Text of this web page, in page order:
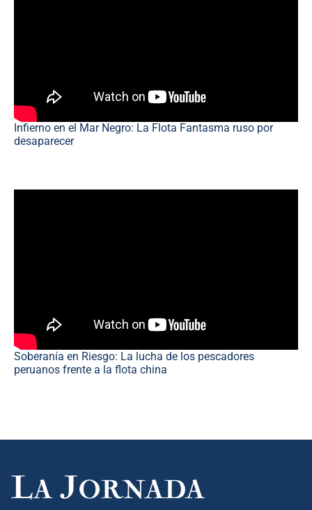
Infierno en el Mar Negro: La Flota Fantasma ruso por
desaparecer
Soberanía en Riesgo: La lucha de los pescadores
peruanos frente a la flota china